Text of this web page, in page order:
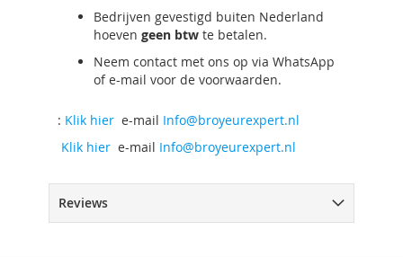
Bedrijven gevestigd buiten Nederland
hoeven geen btw te betalen.
Neem contact met ons op via WhatsApp
of e-mail voor de voorwaarden.
: Klik hier e-mail Info@broyeurexpert.nl
Klik hier e-mail Info@broyeurexpert.nl
Reviews